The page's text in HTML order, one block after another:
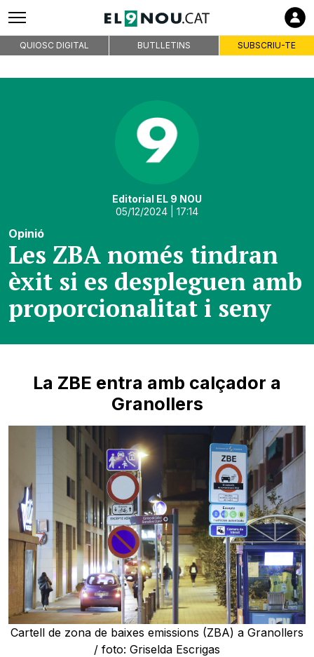
QUIOSC DIGITAL BUTLLETINS SUBSCRIU-TE
Editorial EL 9 NOU
05/12/2024 | 17:14
Opinió
Les ZBA només tindran
èxit si es despleguen amb
proporcionalitat i seny
La ZBE entra amb calçador a
Granollers
Cartell de zona de baixes emissions (ZBA) a Granollers
/ foto: Griselda Escrigas